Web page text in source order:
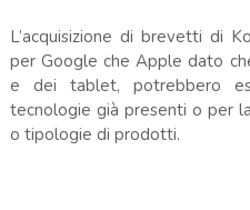
L’acquisizione di brevetti di
per Google che Apple dato
e dei tablet, potrebbero
tecnologie già presenti o per
o tipologie di prodotti.